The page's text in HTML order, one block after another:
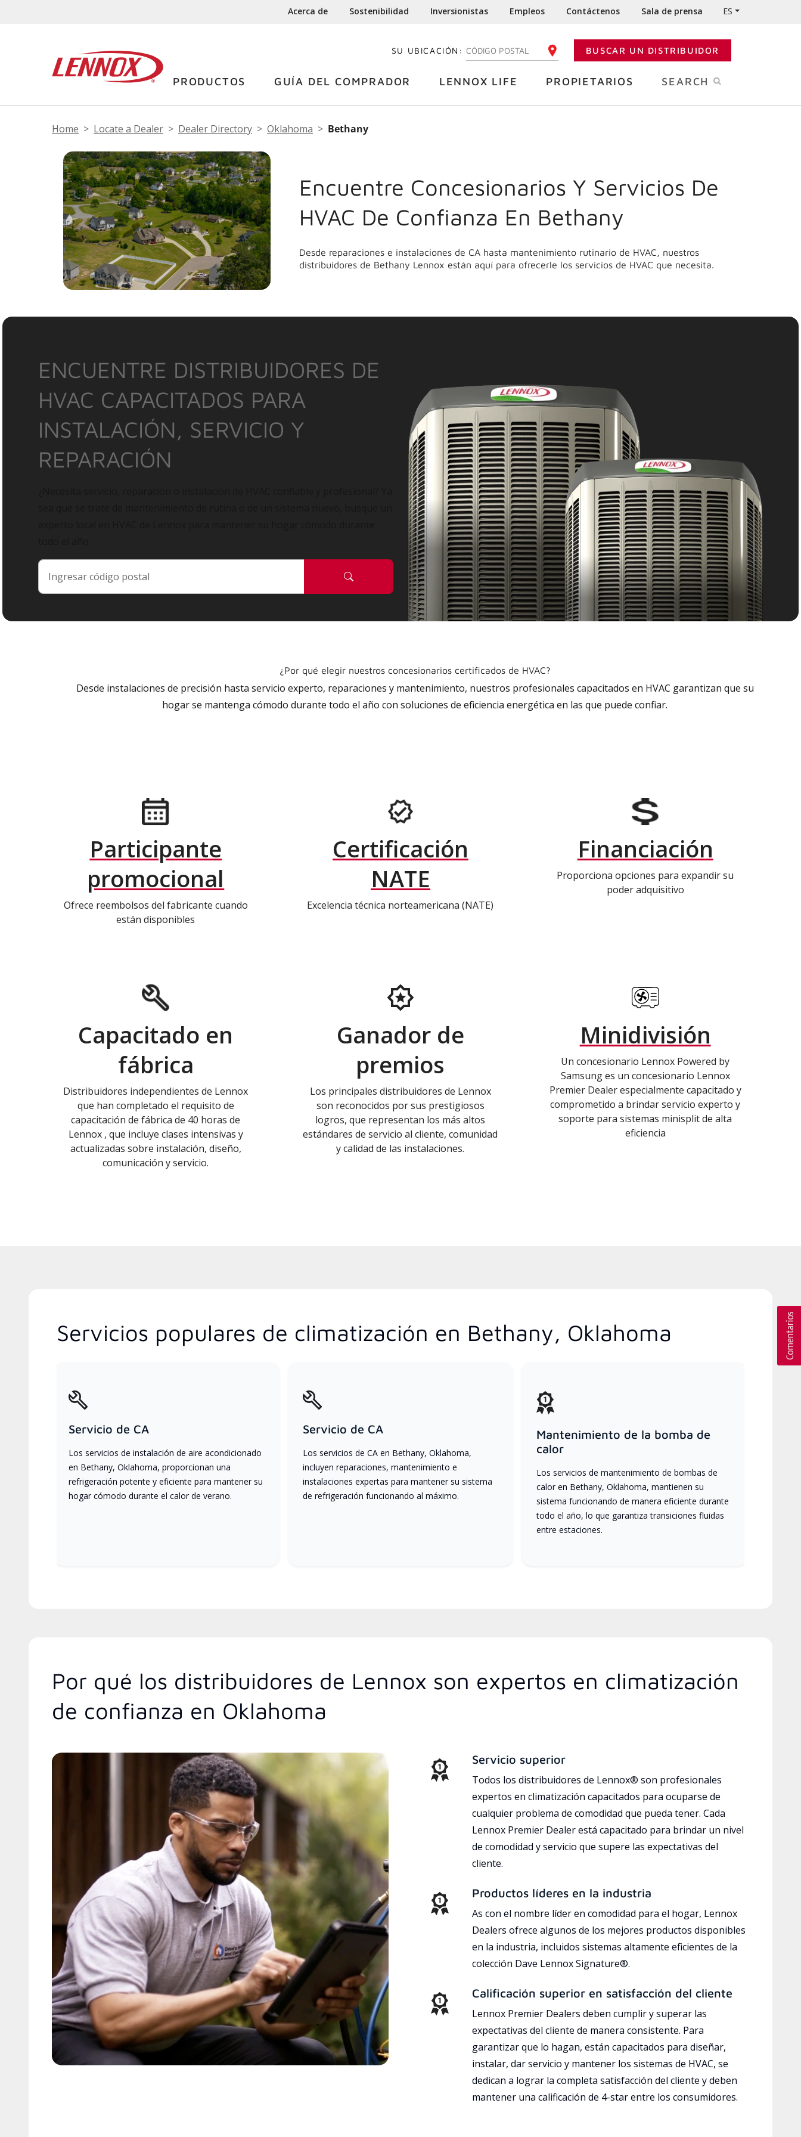
Acerca de Sostenibilidad Inversionistas Empleos Contáctenos Sala de prensa ES
SU UBICACIÓN: INGRESE SU CÓDIGO POSTAL BUSCAR UN DISTRIBUIDOR
PRODUCTOS GUÍA DEL COMPRADOR LENNOX LIFE PROPIETARIOS SEARCH
Home Locate a Dealer Dealer Directory Oklahoma Bethany
Encuentre Concesionarios Y Servicios De
HVAC De Confianza En Bethany
Desde reparaciones e instalaciones de CA hasta mantenimiento rutinario de HVAC, nuestros
distribuidores de Bethany Lennox están aquí para ofrecerle los servicios de HVAC que necesita.
ENCUENTRE DISTRIBUIDORES DE
HVAC CAPACITADOS PARA
INSTALACIÓN, SERVICIO Y
REPARACIÓN
¿Por qué elegir nuestros concesionarios certificados de HVAC?
Desde instalaciones de precisión hasta servicio experto, reparaciones y mantenimiento, nuestros profesionales capacitados en HVAC garantizan que su
hogar se mantenga cómodo durante todo el año con soluciones de eficiencia energética en las que puede confiar.
Participante
promocional
Ofrece reembolsos del fabricante cuando
están disponibles
Certificación
NATE
Excelencia técnica norteamericana (NATE)
Financiación
Proporciona opciones para expandir su
poder adquisitivo
Capacitado en
fábrica
Distribuidores independientes de Lennox
que han completado el requisito de
capacitación de fábrica de 40 horas de
Lennox , que incluye clases intensivas y
actualizadas sobre instalación, diseño,
comunicación y servicio.
Ganador de
premios
Los principales distribuidores de Lennox
son reconocidos por sus prestigiosos
logros, que representan los más altos
estándares de servicio al cliente, comunidad
y calidad de las instalaciones.
Minidivisión
Un concesionario Lennox Powered by
Samsung es un concesionario Lennox
Premier Dealer especialmente capacitado y
comprometido a brindar servicio experto y
soporte para sistemas minisplit de alta
eficiencia
Servicios populares de climatización en Bethany, Oklahoma
Servicio de CA
Los servicios de instalación de aire acondicionado
en Bethany, Oklahoma, proporcionan una
refrigeración potente y eficiente para mantener su
hogar cómodo durante el calor de verano.
Servicio de CA
Los servicios de CA en Bethany, Oklahoma,
incluyen reparaciones, mantenimiento e
instalaciones expertas para mantener su sistema
de refrigeración funcionando al máximo.
Mantenimiento de la bomba de
calor
Los servicios de mantenimiento de bombas de
calor en Bethany, Oklahoma, mantienen su
sistema funcionando de manera eficiente durante
todo el año, lo que garantiza transiciones fluidas
entre estaciones.
Por qué los distribuidores de Lennox son expertos en climatización
de confianza en Oklahoma
Servicio superior
Todos los distribuidores de Lennox® son profesionales
expertos en climatización capacitados para ocuparse de
cualquier problema de comodidad que pueda tener. Cada
Lennox Premier Dealer está capacitado para brindar un nivel
de comodidad y servicio que supere las expectativas del
cliente.
Productos líderes en la industria
As con el nombre líder en comodidad para el hogar, Lennox
Dealers ofrece algunos de los mejores productos disponibles
en la industria, incluidos sistemas altamente eficientes de la
colección Dave Lennox Signature®.
Calificación superior en satisfacción del cliente
Lennox Premier Dealers deben cumplir y superar las
expectativas del cliente de manera consistente. Para
garantizar que lo hagan, están capacitados para diseñar,
instalar, dar servicio y mantener los sistemas de HVAC, se
dedican a lograr la completa satisfacción del cliente y deben
mantener una calificación de 4-star entre los consumidores.